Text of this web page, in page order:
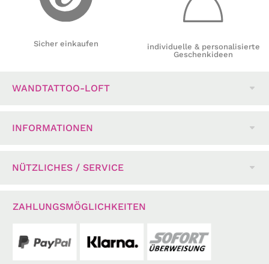
Sicher einkaufen
individuelle & personalisierte
Geschenkideen
WANDTATTOO-LOFT
INFORMATIONEN
NÜTZLICHES / SERVICE
ZAHLUNGSMÖGLICHKEITEN